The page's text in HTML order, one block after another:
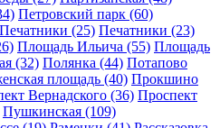
Петровский парк (60)
Печатники (25) Печатники (23)
Площадь Ильича (55) Площадь
(32) Полянка (44) Потапово
площадь (40) Прокшино
Вернадского (36) Проспект
Пушкинская (109)